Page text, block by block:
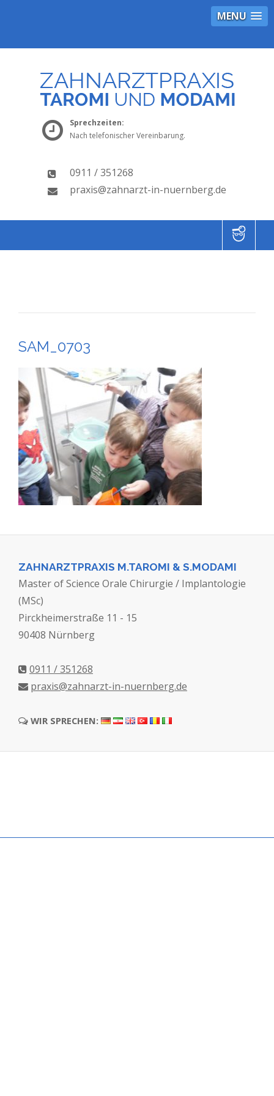
MENU
Sprechzeiten:
Nach telefonischer Vereinbarung.
0911 / 351268
praxis@zahnarzt-in-nuernberg.de
SAM_0703
ZAHNARZTPRAXIS M.TAROMI & S.MODAMI
Master of Science Orale Chirurgie / Implantologie
(MSc)
Pirckheimerstraße 11 - 15
90408 Nürnberg
0911 / 351268
praxis@zahnarzt-in-nuernberg.de
WIR SPRECHEN: